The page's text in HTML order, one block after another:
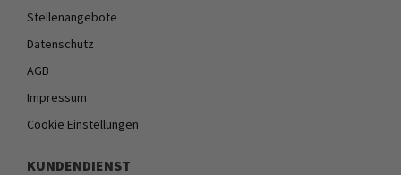
Stellenangebote
Datenschutz
AGB
Impressum
Cookie Einstellungen
KUNDENDIENST